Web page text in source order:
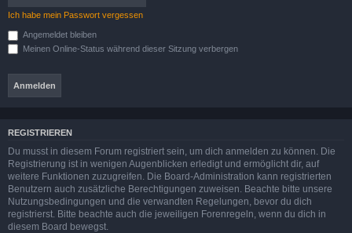
Ich habe mein Passwort vergessen
Angemeldet bleiben
Meinen Online-Status während dieser Sitzung verbergen
REGISTRIEREN
Du musst in diesem Forum registriert sein, um dich anmelden zu können. Die
Registrierung ist in wenigen Augenblicken erledigt und ermöglicht dir, auf
weitere Funktionen zuzugreifen. Die Board-Administration kann registrierten
Benutzern auch zusätzliche Berechtigungen zuweisen. Beachte bitte unsere
Nutzungsbedingungen und die verwandten Regelungen, bevor du dich
registrierst. Bitte beachte auch die jeweiligen Forenregeln, wenn du dich in
diesem Board bewegst.